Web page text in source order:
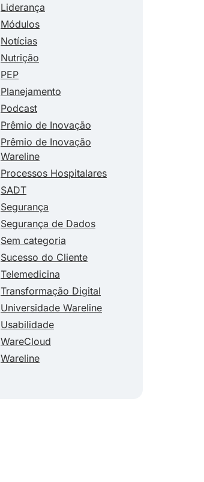
Liderança
Módulos
Notícias
Nutrição
PEP
Planejamento
Podcast
Prêmio de Inovação
Prêmio de Inovação
Wareline
Processos Hospitalares
SADT
Segurança
Segurança de Dados
Sem categoria
Sucesso do Cliente
Telemedicina
Transformação Digital
Universidade Wareline
Usabilidade
WareCloud
Wareline